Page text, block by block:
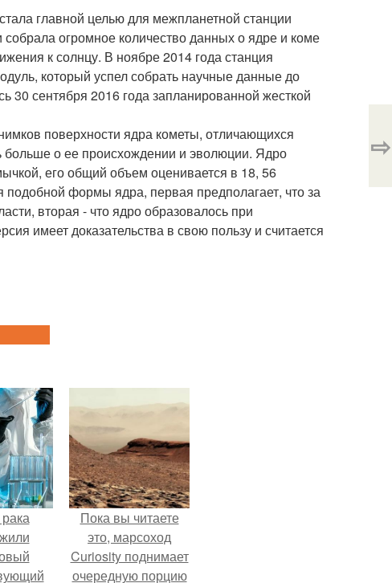
главной целью для межпланетной станции
огромное количество данных о ядре и коме
к солнцу. В ноябре 2014 года станция
который успел собрать научные данные до
30 сентября 2016 года запланированной жесткой
поверхности ядра кометы, отличающихся
больше о ее происхождении и эволюции. Ядро
его общий объем оценивается в 18, 56
подобной формы ядра, первая предполагает, что за
вторая - что ядро образовалось при
имеет доказательства в свою пользу и считается
⇨
Пока вы читаете
это, марсоход
Curiosity поднимает
очередную порцию